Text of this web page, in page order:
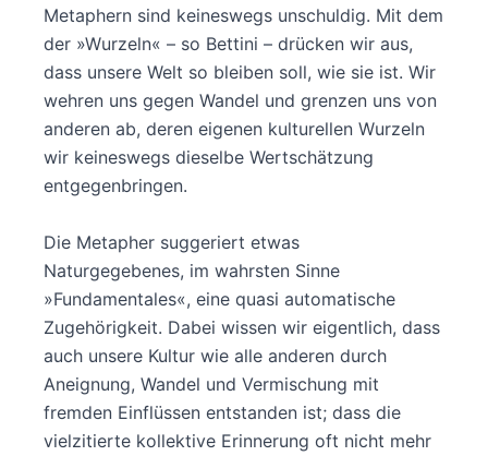
Metaphern sind keineswegs unschuldig. Mit dem
der »Wurzeln« – so Bettini – drücken wir aus,
dass unsere Welt so bleiben soll, wie sie ist. Wir
wehren uns gegen Wandel und grenzen uns von
anderen ab, deren eigenen kulturellen Wurzeln
wir keineswegs dieselbe Wertschätzung
entgegenbringen.
Die Metapher suggeriert etwas
Naturgegebenes, im wahrsten Sinne
»Fundamentales«, eine quasi automatische
Zugehörigkeit. Dabei wissen wir eigentlich, dass
auch unsere Kultur wie alle anderen durch
Aneignung, Wandel und Vermischung mit
fremden Einflüssen entstanden ist; dass die
vielzitierte kollektive Erinnerung oft nicht mehr